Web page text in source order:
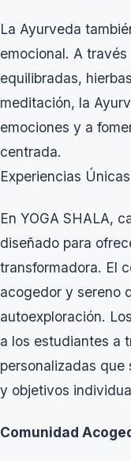
La Ayurveda
emocional. A
equilibradas,
meditación, la
emociones y a
centrada.
Experiencias
En YOGA SHALA,
diseñado para
transformadora. El
acogedor y sereno
autoexploración.
a los estudiantes a
personalizadas
y objetivos
Comunidad